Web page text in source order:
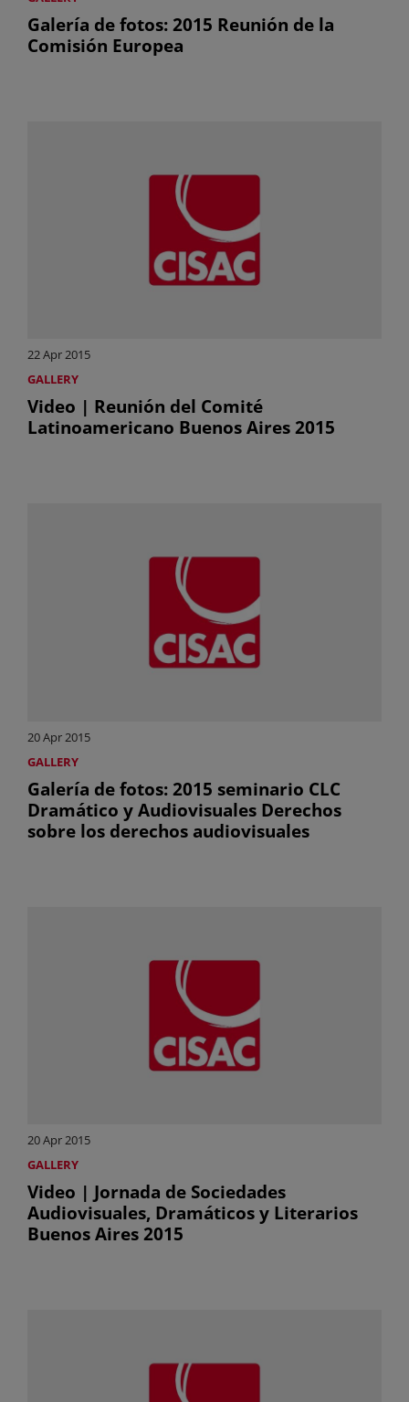
Galería de fotos: 2015 Reunión de la
Comisión Europea
22 Apr 2015
GALLERY
Video | Reunión del Comité
Latinoamericano Buenos Aires 2015
20 Apr 2015
GALLERY
Galería de fotos: 2015 seminario CLC
Dramático y Audiovisuales Derechos
sobre los derechos audiovisuales
20 Apr 2015
GALLERY
Video | Jornada de Sociedades
Audiovisuales, Dramáticos y Literarios
Buenos Aires 2015